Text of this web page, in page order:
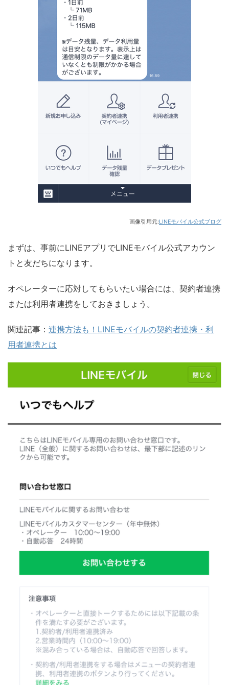
画像引用元:LINEモバイル公式ブログ
まずは、事前にLINEアプリでLINEモバイル公式アカウン
トと友だちになります。
オペレーターに応対してもらいたい場合には、契約者連携
または利用者連携をしておきましょう。
関連記事： 連携方法も！LINEモバイルの契約者連携・利
用者連携とは